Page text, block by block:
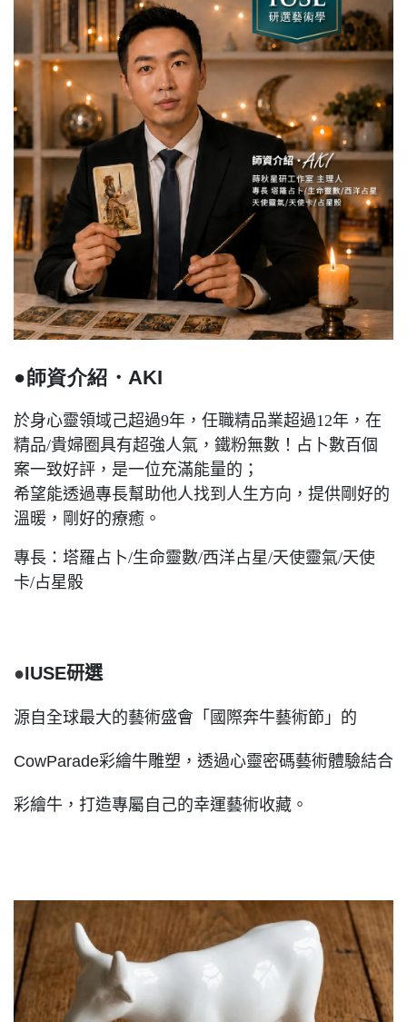
●師資介紹・AKI
於身心靈領域己超過9年，任職精品業超過12年，在
精品/貴婦圈具有超強人氣，鐵粉無數！占卜數百個
案一致好評，是一位充滿能量的；
希望能透過專長幫助他人找到人生方向，提供剛好的
溫暖，剛好的療癒。
專長：塔羅占卜/生命靈數/西洋占星/天使靈氣/天使
卡/占星骰
●IUSE研選
源自全球最大的藝術盛會「國際奔牛藝術節」的
CowParade彩繪牛雕塑，透過心靈密碼藝術體驗結合
彩繪牛，打造專屬自己的幸運藝術收藏。